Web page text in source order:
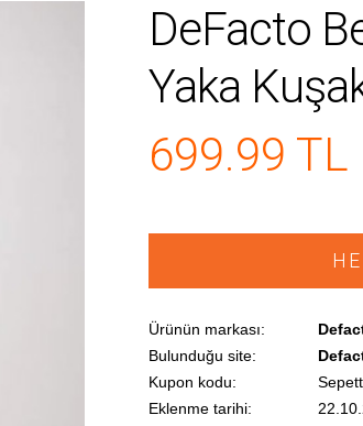
DeFacto
Yaka
699.99 TL
Ürünün markası:
Bulunduğu site:
Kupon kodu:
Eklenme tarihi: